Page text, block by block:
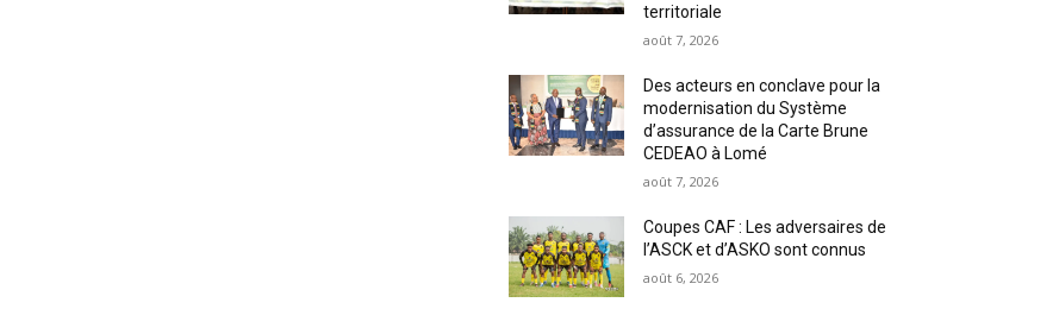
territoriale
août 7, 2026
Des acteurs en conclave pour la
modernisation du Système
d’assurance de la Carte Brune
CEDEAO à Lomé
août 7, 2026
Coupes CAF : Les adversaires de
l’ASCK et d’ASKO sont connus
août 6, 2026